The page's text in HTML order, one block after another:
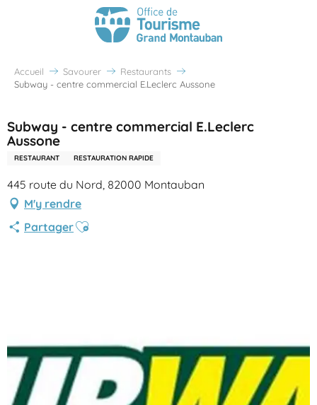
Accueil Savourer
Restaurants
Subway - centre commercial E.Leclerc Aussone
Subway - centre commercial E.Leclerc
Aussone
RESTAURANT RESTAURATION RAPIDE
445 route du Nord, 82000 Montauban
M'y rendre
PartagerAjouter aux favoris